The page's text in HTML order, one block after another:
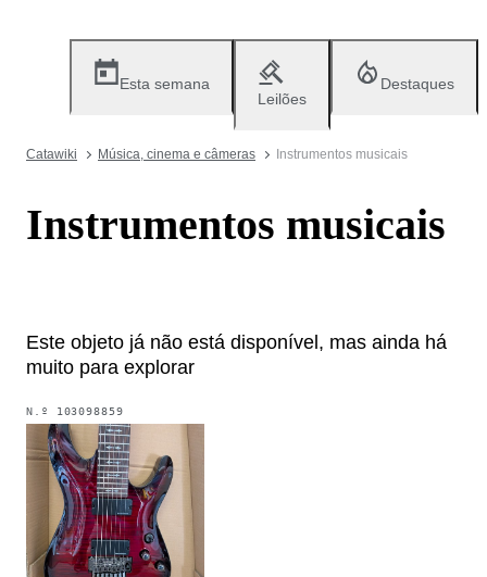
Esta semana
Leilões
Destaques
Catawiki Música, cinema e câmeras Instrumentos musicais
Instrumentos musicais
Este objeto já não está disponível, mas ainda há
muito para explorar
N.º 103098859